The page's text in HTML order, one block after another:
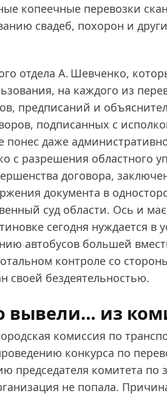
копеечные перевозки
свадеб, похорон и
отдела А. Шевченко,
на каждого из
предписаний и
подписанных с
даже
с разрешения областного
договора,
документа в
суд области. Ось и
сегодня нуждается в
автобусов большей
контроле со
своей бездеятельностью.
вывели… из
комиссия по
конкурса по
председателя комитета по
не попала.